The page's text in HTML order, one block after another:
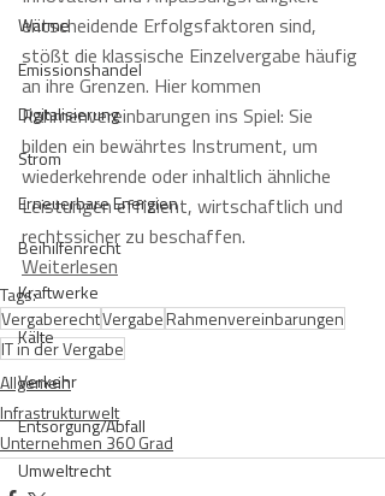
Wärme
Emissionshandel
Digitalisierung
Strom
Erneuerbare Energien
Beihilfenrecht
Kraftwerke
Kälte
Verkehr
Entsorgung/Abfall
Umweltrecht
entscheidende Erfolgsfaktoren sind,
stößt die klassische Einzelvergabe häufig
an ihre Grenzen. Hier kommen
Rahmenvereinbarungen ins Spiel: Sie
bilden ein bewährtes Instrument, um
wiederkehrende oder inhaltlich ähnliche
Leistungen effizient, wirtschaftlich und
rechtssicher zu beschaffen.
Weiterlesen
Tags:
VergaberechtVergabeRahmenvereinbarungen
IT in der Vergabe
Allgemein
Infrastrukturwelt
Unternehmen 360 Grad